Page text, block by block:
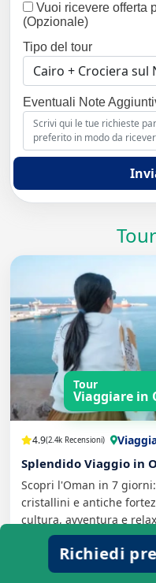
Vuoi ricevere offerta
(Opzionale)
Tipo del tour
Eventuali Note
Tour
Viaggiare in
4.9(2.4k Recensioni)
Splendido Viaggio in
Scopri l'Oman in 7
cristallini e antiche
cultura, avventura e
dettagli. Prenota ora la
Richiedi